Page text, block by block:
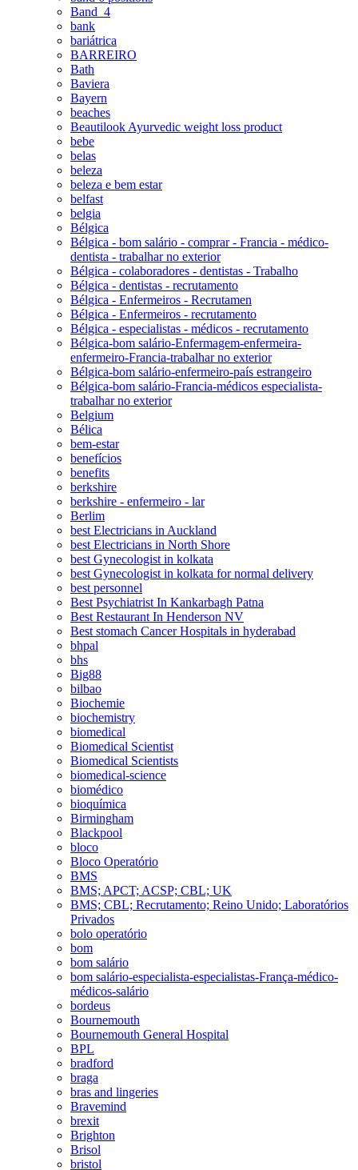
Band_4
bank
bariátrica
BARREIRO
Bath
Baviera
Bayern
beaches
Beautilook Ayurvedic weight loss product
bebe
belas
beleza
beleza e bem estar
belfast
belgia
Bélgica
Bélgica - bom salário - comprar - Francia - médico-
dentista - trabalhar no exterior
Bélgica - colaboradores - dentistas - Trabalho
Bélgica - dentistas - recrutamento
Bélgica - Enfermeiros - Recrutamen
Bélgica - Enfermeiros - recrutamento
Bélgica - especialistas - médicos - recrutamento
Bélgica-bom salário-Enfermagem-enfermeira-
enfermeiro-Francia-trabalhar no exterior
Bélgica-bom salário-enfermeiro-país estrangeiro
Bélgica-bom salário-Francia-médicos especialista-
trabalhar no exterior
Belgium
Bélica
bem-estar
benefícios
benefits
berkshire
berkshire - enfermeiro - lar
Berlim
best Electricians in Auckland
best Electricians in North Shore
best Gynecologist in kolkata
best Gynecologist in kolkata for normal delivery
best personnel
Best Psychiatrist In Kankarbagh Patna
Best Restaurant In Henderson NV
Best stomach Cancer Hospitals in hyderabad
bhpal
bhs
Big88
bilbao
Biochemie
biochemistry
biomedical
Biomedical Scientist
Biomedical Scientists
biomedical-science
biomédico
bioquímica
Birmingham
Blackpool
bloco
Bloco Operatório
BMS
BMS; APCT; ACSP; CBL; UK
BMS; CBL; Recrutamento; Reino Unido; Laboratórios
Privados
bolo operatório
bom
bom salário
bom salário-especialista-especialistas-França-médico-
médicos-salário
bordeus
Bournemouth
Bournemouth General Hospital
BPL
bradford
braga
bras and lingeries
Bravemind
brexit
Brighton
Brisol
bristol